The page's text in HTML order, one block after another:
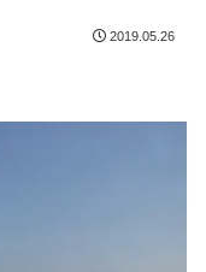
2019.05.26